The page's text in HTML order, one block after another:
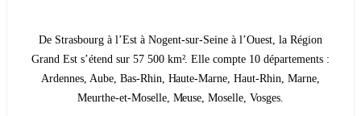
De Strasbourg à l’Est à Nogent-sur-Seine à l’Ouest, la Région
Grand Est s’étend sur 57 500 km². Elle compte 10 départements :
Ardennes, Aube, Bas-Rhin, Haute-Marne, Haut-Rhin, Marne,
Meurthe-et-Moselle, Meuse, Moselle, Vosges.